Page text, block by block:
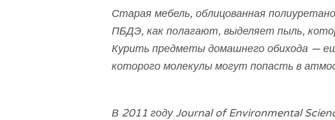
Старая мебель, облицованная
ПБДЭ, как полагают, выделяет пыль,
Курить предметы домашнего обихода —
которого молекулы могут попасть в
В 2011 годуJournal of Environmental